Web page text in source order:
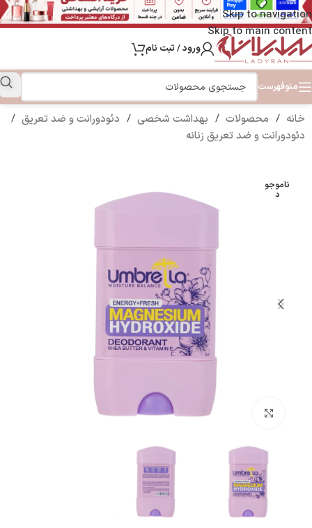
Skip to navigation
Skip to main content
ورود / ثبت نام
منوفهرست
خانه / محصولات / بهداشت شخصی / دئودورانت و ضد تعریق /
دئودورانت و ضد تعریق زنانه
ناموجو
د
بزرگنمایی تصویر